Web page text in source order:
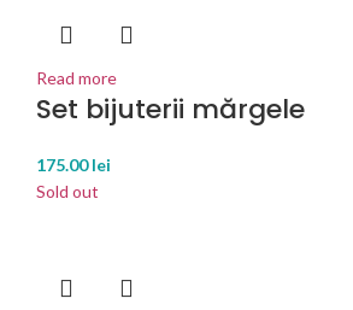
Read more
Set bijuterii mărgele
175.00lei
Sold out